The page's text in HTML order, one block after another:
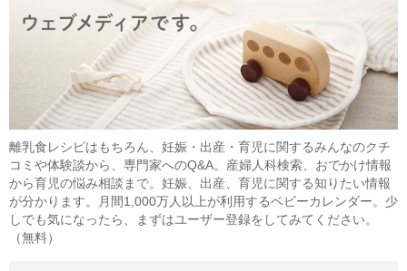
離乳食レシピはもちろん、妊娠・出産・育児に関するみんなのクチ
コミや体験談から、専門家へのQ&A。産婦人科検索、おでかけ情報
から育児の悩み相談まで。妊娠、出産、育児に関する知りたい情報
が分かります。月間1,000万人以上が利用するベビーカレンダー。少
しでも気になったら、まずはユーザー登録をしてみてください。
（無料）